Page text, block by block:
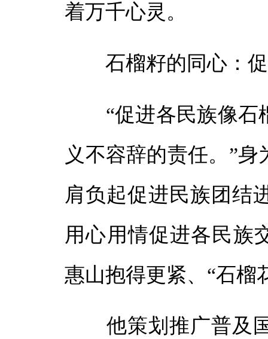
着万千心灵。
石榴籽的同心：促
“促进各民族像石
义不容辞的责任。”
肩负起促进民族团结
用心用情促进各民族
惠山抱得更紧、“石榴
他策划推广普及国